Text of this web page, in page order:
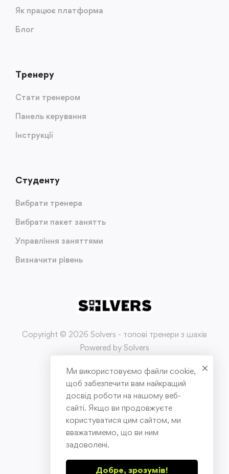
Як працює платформа
Блог
Тренеру
Стати тренером
Панель керування
Інструкції
Студенту
Вибрати тренера
Вибрати пакет занятть
Управління заняттями
Визначити рівень
Copyright © 2026 Solvers - топові тренери з шахів
Powered by Solvers
Умови використання
Політика конфіденційності
Публічна оферта
Ми використовуємо файли cookie,
щоб забезпечити вам найкращий
досвід роботи на нашому веб-
сайті. Якщо ви продовжуєте
користуватися цим сайтом, ми
вважатимемо, що ви ним
задоволені.
Добре, зрозумів!